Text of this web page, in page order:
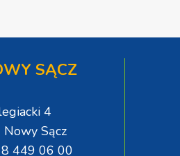
SĄCZ
4
Sącz
449 06 00